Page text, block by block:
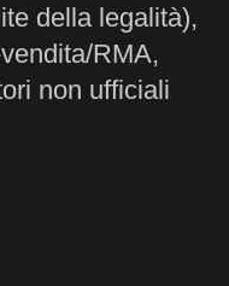
della legalità),
RMA,
non ufficiali